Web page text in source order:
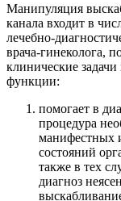
Манипуляция
канала входит в
лечебно-
врача-гинеколога,
клинические
функции:
помогает в
процедура
манифестных
состояний
также в тех
диагноз